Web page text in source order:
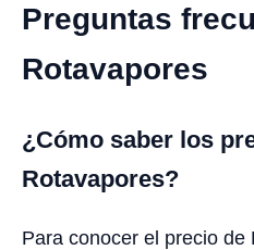
Preguntas
Rotavapores
¿Cómo saber los
Rotavapores?
Para conocer el precio de